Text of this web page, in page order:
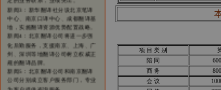
新闻3：新华翻译社分设北京笔译
中心、南京口译中心、成都翻译基
地，实施翻译资源优势配置战略。
新闻4：北京翻译公司将进一步强
化后勤服务，支援南京、上海、广
州、深圳等地翻译公司树立权威正
规的翻译品牌。
新闻5：北京翻译公司和南京翻译
公司分别成立客户服务部门，专业
为客户提供咨询服务。
项 目 类 别
陪 同
商 务
会 议